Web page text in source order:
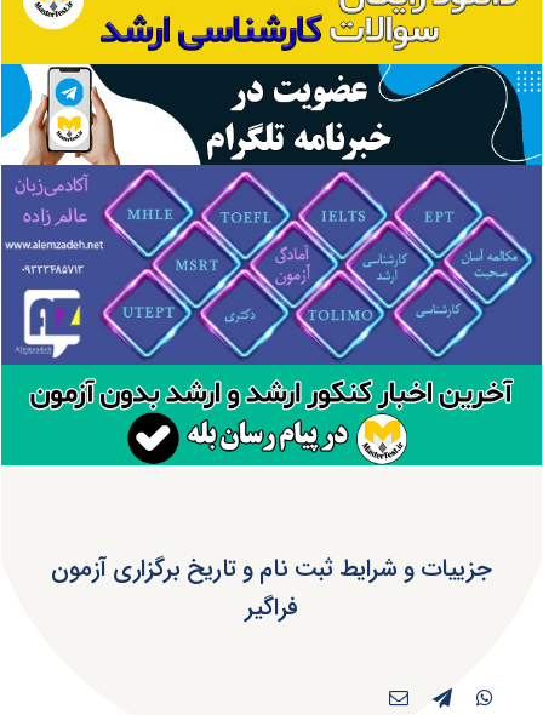
جزییات و شرایط ثبت نام و تاریخ برگزاری آزمون
فراگیر